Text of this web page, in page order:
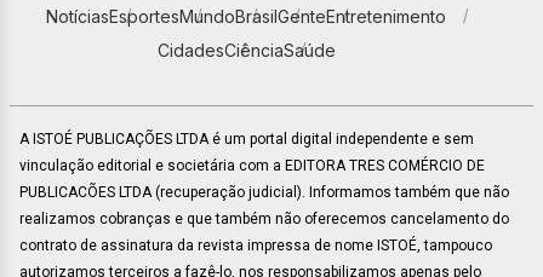
NotíciasEsportesMundoBrasilGenteEntretenimento
CidadesCiênciaSaúde
A ISTOÉ PUBLICAÇÕES LTDA é um portal digital independente e sem
vinculação editorial e societária com a EDITORA TRES COMÉRCIO DE
PUBLICACÕES LTDA (recuperação judicial). Informamos também que não
realizamos cobranças e que também não oferecemos cancelamento do
contrato de assinatura da revista impressa de nome ISTOÉ, tampouco
autorizamos terceiros a fazê-lo, nos responsabilizamos apenas pelo